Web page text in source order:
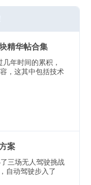
精华帖合集
年时间的累积，
，这其中包括技术
案
三场无人驾驶挑战
自动驾驶步入了